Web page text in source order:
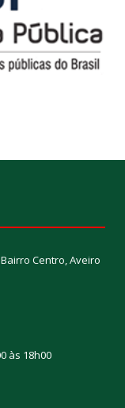
Centro, Aveiro
às 18h00